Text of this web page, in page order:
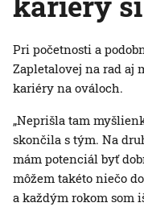
Pri početnosti a
Zapletalovej na rad aj
kariéry na ováloch.
„Neprišla tam
skončila s tým. Na
mám potenciál byť
môžem takéto niečo
a každým rokom som